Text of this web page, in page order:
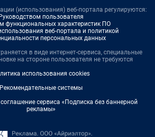
(использования) веб-портала регулируются:
Руководством пользователя
функциональных характеристик ПО
веб-портала и политикой
персональных данных
в виде интернет-сервиса, специальные
на стороне пользователя не требуются
использования cookies
Рекомендательные системы
сервиса «Подписка без баннерной
рекламы»